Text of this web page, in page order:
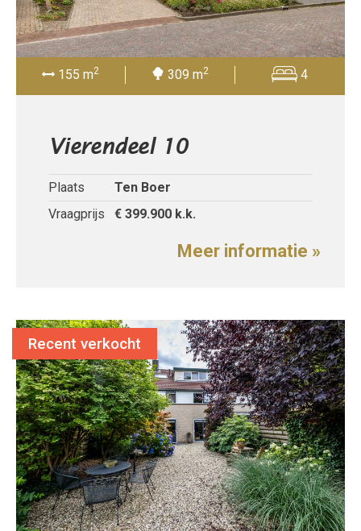
155 m2 309 m2 4
Vierendeel 10
Plaats
Ten Boer
Vraagprijs
€ 399.900 k.k.
Meer informatie »
Recent verkocht